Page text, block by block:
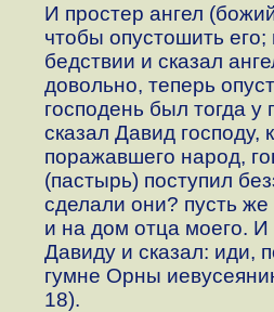
И простер ангел
чтобы опустошить
бедствии и сказал
довольно, теперь
господень был тогда
сказал Давид господу,
поражавшего народ,
(пастырь) поступил
сделали они? пусть
и на дом отца моего. И
Давиду и сказал: иди,
гумне Орны
18).